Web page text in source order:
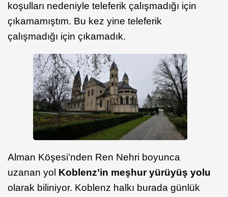
koşulları nedeniyle teleferik çalışmadığı için
çıkamamıştım. Bu kez yine teleferik
çalışmadığı için çıkamadık.
Alman Köşesi’nden Ren Nehri boyunca
uzanan yol Koblenz’in meşhur yürüyüş yolu
olarak biliniyor. Koblenz halkı burada günlük